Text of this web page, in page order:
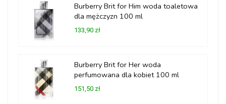
Burberry Brit for Him woda toaletowa
dla mężczyzn 100 ml
133,90 zł
Burberry Brit for Her woda
perfumowana dla kobiet 100 ml
151,50 zł